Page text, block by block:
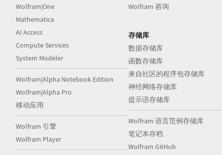
Wolfram|One
Mathematica
AI Access
Compute Services
System Modeler
Wolfram|Alpha Notebook Edition
Wolfram|Alpha Pro
移动应用
Wolfram 引擎
Wolfram Player
Wolfram 咨询
存储库
数据存储库
函数存储库
来自社区的程序包存储库
神经网络存储库
提示语存储库
Wolfram 语言范例存储库
笔记本存档
Wolfram GitHub